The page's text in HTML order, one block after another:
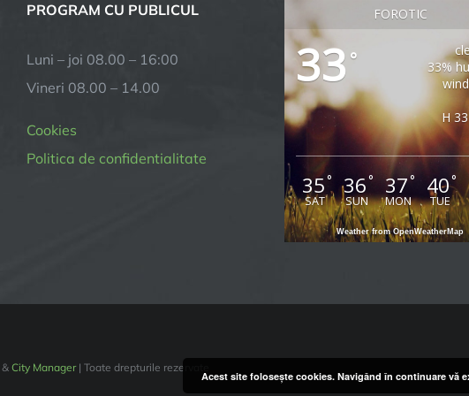
PROGRAM CU PUBLICUL
Luni – joi 08.00 – 16:00
Vineri 08.00 – 14.00
Cookies
Politica de confidentialitate
FOROTIC
33 °
33%
H
35°
SAT
36°
SUN
37°
MON
40°
TUE
Weather from OpenWeatherMap
& City Manager| Toate drepturile rezervate
Acest site foloseşte cookies. Navigând în continuare vă